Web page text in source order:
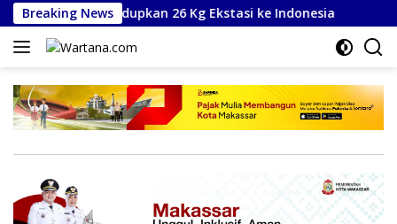
Langsung
ke
konten
Breaking News
Selundupkan 26 Kg Ekstasi ke Indonesia